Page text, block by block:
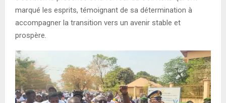
marqué les esprits, témoignant de sa détermination à
accompagner la transition vers un avenir stable et
prospère.